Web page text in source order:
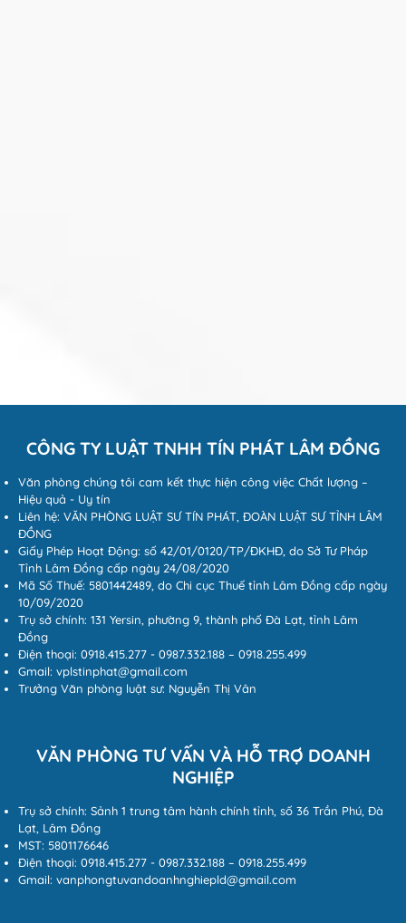
CÔNG TY LUẬT TNHH TÍN PHÁT LÂM ĐỒNG
Văn phòng chúng tôi cam kết thực hiện công việc Chất lượng –
Hiệu quả - Uy tín
Liên hệ: VĂN PHÒNG LUẬT SƯ TÍN PHÁT, ĐOÀN LUẬT SƯ TỈNH LÂM
ĐỒNG
Giấy Phép Hoạt Động: số 42/01/0120/TP/ĐKHĐ, do Sở Tư Pháp
Tỉnh Lâm Đồng cấp ngày 24/08/2020
Mã Số Thuế: 5801442489, do Chi cục Thuế tỉnh Lâm Đồng cấp ngày
10/09/2020
Trụ sở chính: 131 Yersin, phường 9, thành phố Đà Lạt, tỉnh Lâm
Đồng
Điện thoại: 0918.415.277 - 0987.332.188 – 0918.255.499
Gmail: vplstinphat@gmail.com
Trưởng Văn phòng luật sư: Nguyễn Thị Vân
VĂN PHÒNG TƯ VẤN VÀ HỖ TRỢ DOANH
NGHIỆP
Trụ sở chính: Sảnh 1 trung tâm hành chính tỉnh, số 36 Trần Phú, Đà
Lạt, Lâm Đồng
MST: 5801176646
Điện thoại: 0918.415.277 - 0987.332.188 – 0918.255.499
Gmail: vanphongtuvandoanhnghiepld@gmail.com